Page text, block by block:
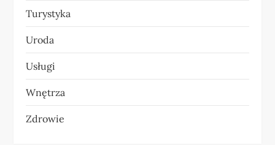
Turystyka
Uroda
Usługi
Wnętrza
Zdrowie